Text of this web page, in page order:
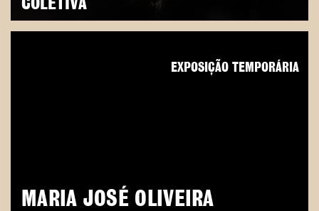
COLETIVA
MARIA JOSÉ OLIVEIRA
EXPOSIÇÃO TEMPORÁRIA